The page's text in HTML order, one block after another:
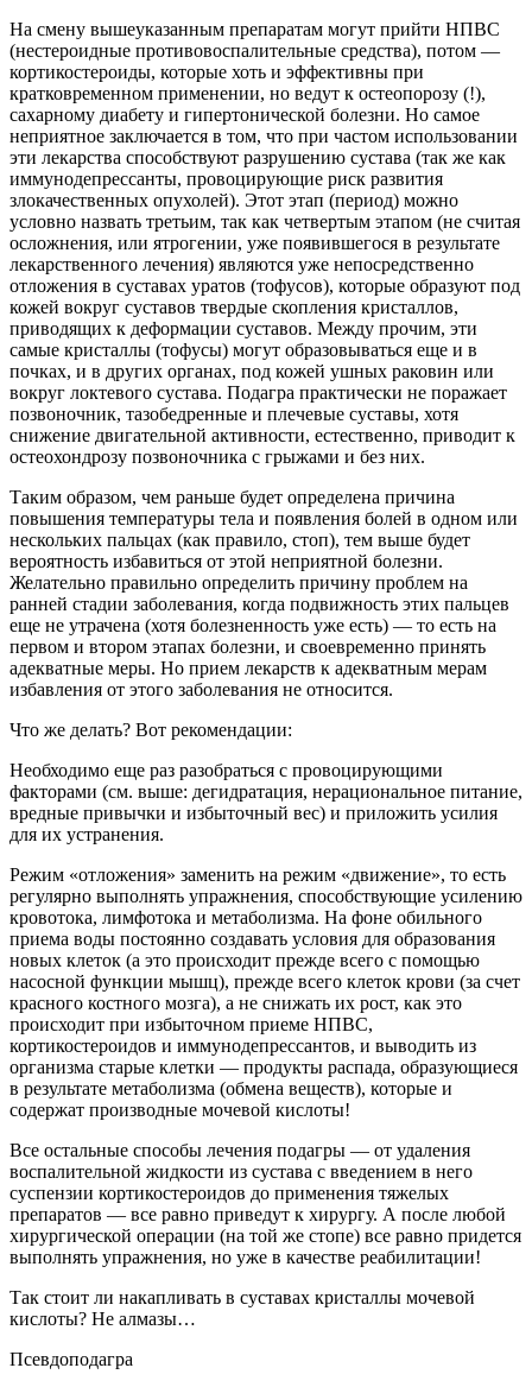
На смену вышеуказанным препаратам могут прийти НПВС
(нестероидные противовоспалительные средства), потом —
кортикостероиды, которые хоть и эффективны при
кратковременном применении, но ведут к остеопорозу (!),
сахарному диабету и гипертонической болезни. Но самое
неприятное заключается в том, что при частом использовании
эти лекарства способствуют разрушению сустава (так же как
иммунодепрессанты, провоцирующие риск развития
злокачественных опухолей). Этот этап (период) можно
условно назвать третьим, так как четвертым этапом (не считая
осложнения, или ятрогении, уже появившегося в результате
лекарственного лечения) являются уже непосредственно
отложения в суставах уратов (тофусов), которые образуют под
кожей вокруг суставов твердые скопления кристаллов,
приводящих к деформации суставов. Между прочим, эти
самые кристаллы (тофусы) могут образовываться еще и в
почках, и в других органах, под кожей ушных раковин или
вокруг локтевого сустава. Подагра практически не поражает
позвоночник, тазобедренные и плечевые суставы, хотя
снижение двигательной активности, естественно, приводит к
остеохондрозу позвоночника с грыжами и без них.
Таким образом, чем раньше будет определена причина
повышения температуры тела и появления болей в одном или
нескольких пальцах (как правило, стоп), тем выше будет
вероятность избавиться от этой неприятной болезни.
Желательно правильно определить причину проблем на
ранней стадии заболевания, когда подвижность этих пальцев
еще не утрачена (хотя болезненность уже есть) — то есть на
первом и втором этапах болезни, и своевременно принять
адекватные меры. Но прием лекарств к адекватным мерам
избавления от этого заболевания не относится.
Что же делать? Вот рекомендации:
Необходимо еще раз разобраться с провоцирующими
факторами (см. выше: дегидратация, нерациональное питание,
вредные привычки и избыточный вес) и приложить усилия
для их устранения.
Режим «отложения» заменить на режим «движение», то есть
регулярно выполнять упражнения, способствующие усилению
кровотока, лимфотока и метаболизма. На фоне обильного
приема воды постоянно создавать условия для образования
новых клеток (а это происходит прежде всего с помощью
насосной функции мышц), прежде всего клеток крови (за счет
красного костного мозга), а не снижать их рост, как это
происходит при избыточном приеме НПВС,
кортикостероидов и иммунодепрессантов, и выводить из
организма старые клетки — продукты распада, образующиеся
в результате метаболизма (обмена веществ), которые и
содержат производные мочевой кислоты!
Все остальные способы лечения подагры — от удаления
воспалительной жидкости из сустава с введением в него
суспензии кортикостероидов до применения тяжелых
препаратов — все равно приведут к хирургу. А после любой
хирургической операции (на той же стопе) все равно придется
выполнять упражнения, но уже в качестве реабилитации!
Так стоит ли накапливать в суставах кристаллы мочевой
кислоты? Не алмазы…
Псевдоподагра